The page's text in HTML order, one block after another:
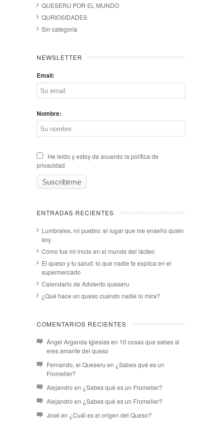
QUESERU POR EL MUNDO
QURIOSIDADES
Sin categoría
NEWSLETTER
Email:
Nombre:
He leído y estoy de acuerdo la política de
privacidad
ENTRADAS RECIENTES
Lumbrales, mi pueblo: el lugar que me enseñó quién
soy
Cómo fue mi inicio en el mundo del lácteo
El queso y tu salud: lo que nadie te explica en el
supermercado
Calendario de Adviento queseru
¿Qué hace un queso cuando nadie lo mira?
COMENTARIOS RECIENTES
Ángel Arganda Iglesiasen 10 cosas que sabes si
eres amante del queso
Fernando, el Queseru en ¿Sabes qué es un
Fromelier?
Alejandro en ¿Sabes qué es un Fromelier?
Alejandro en ¿Sabes qué es un Fromelier?
José en ¿Cuál es el origen del Queso?